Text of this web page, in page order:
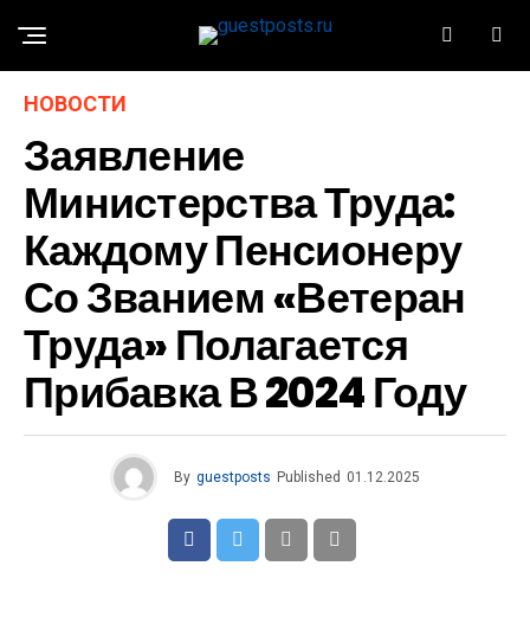
НОВОСТИ
Заявление
Министерства Труда:
Каждому Пенсионеру
Со Званием «Ветеран
Труда» Полагается
Прибавка В 2024 Году
By guestposts Published 01.12.2025